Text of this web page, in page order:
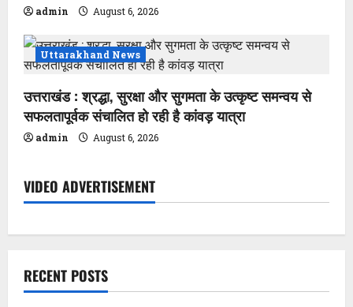
admin August 6, 2026
Uttarakhand News
उत्तराखंड : श्रद्धा, सुरक्षा और सुगमता के उत्कृष्ट समन्वय से
सफलतापूर्वक संचालित हो रही है कांवड़ यात्रा
admin August 6, 2026
VIDEO ADVERTISEMENT
RECENT POSTS